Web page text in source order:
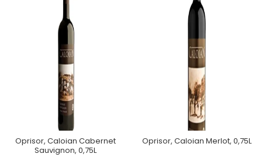
Oprisor, Caloian Cabernet
Sauvignon, 0,75L
Oprisor, Caloian Merlot, 0,75L